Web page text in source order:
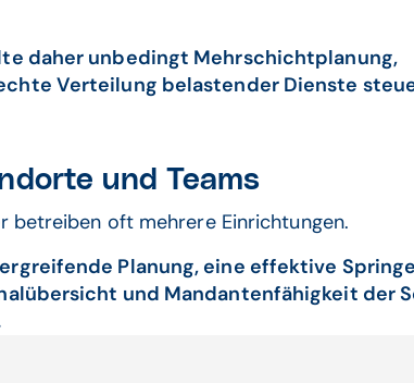
daher unbedingt Mehrschichtplanung,
Verteilung belastender Dienste
und Teams
betreiben oft mehrere Einrichtungen.
Planung, eine effektive
und Mandantenfähigkeit der